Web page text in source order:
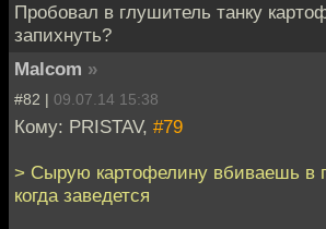
Пробовал в глушитель танку
запихнуть?
Malcom »
#82 | 09.07.14 15:38
Кому: PRISTAV, #79
> Сырую картофелину вбиваешь в
когда заведется